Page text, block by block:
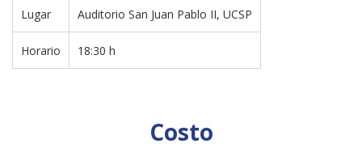
Lugar Auditorio San Juan Pablo II, UCSP
Horario 18:30 h
Costo